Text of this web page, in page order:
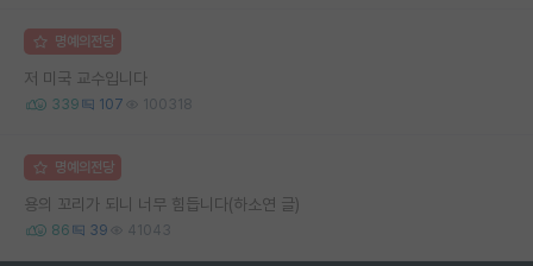
명예의전당
저 미국 교수입니다
339 107 100318
명예의전당
용의 꼬리가 되니 너무 힘듭니다(하소연 글)
86 39 41043